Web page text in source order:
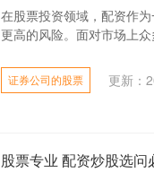
在股票投资领域，配资作
更高的风险。面对市场上
证券公司的股票 更新：
股票专业 配资炒股选